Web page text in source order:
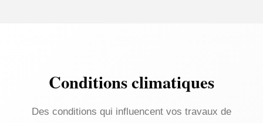
Conditions climatiques
Des conditions qui influencent vos travaux de